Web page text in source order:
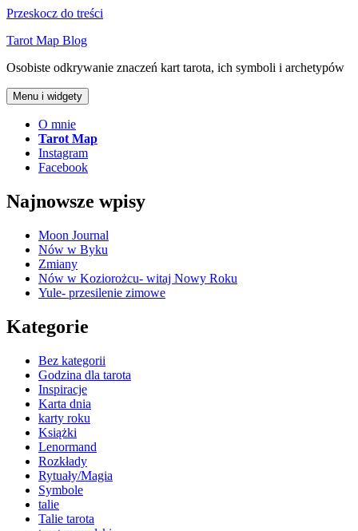
Przeskocz do treści
Tarot Map Blog
Osobiste odkrywanie znaczeń kart tarota, ich symboli i archetypów
Menu i widgety
O mnie
Tarot Map
Instagram
Facebook
Najnowsze wpisy
Moon Journal
Nów w Byku
Zmiany
Nów w Koziorożcu- witaj Nowy Roku
Yule- przesilenie zimowe
Kategorie
Bez kategorii
Godzina dla tarota
Inspiracje
Karta dnia
karty roku
Książki
Lenormand
Rozkłady
Rytuały/Magia
Symbole
talie
Talie tarota